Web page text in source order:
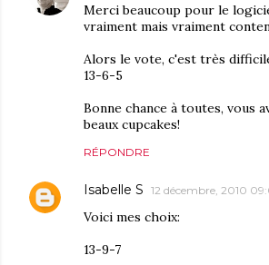
Merci beaucoup pour le
vraiment mais vraiment
Alors le vote, c'est très
13-6-5
Bonne chance à toutes, vous
beaux cupcakes!
RÉPONDRE
Isabelle S 12 décembre, 2010
Voici mes choix:
13-9-7